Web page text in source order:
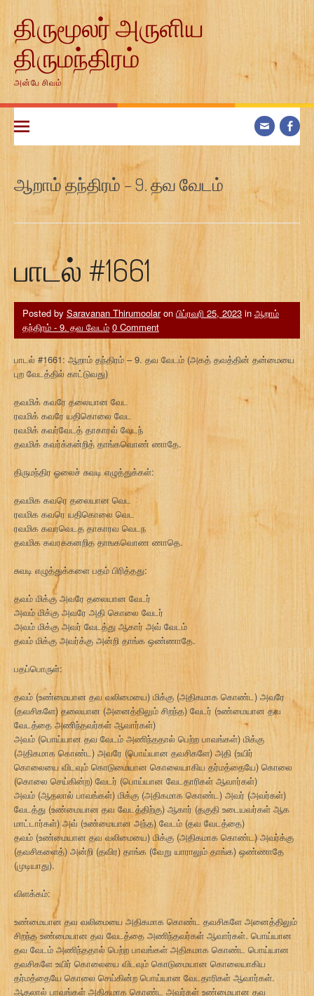
contentதிருமூலர் அருளிய
திருமந்திரம்
அன்பே சிவம்
ஆறாம் தந்திரம் – 9. தவ வேடம்
பாடல் #1661
Posted by Saravanan Thirumoolaron பிப்ரவரி 25, 2023 in ஆறாம்
தந்திரம் - 9. தவ வேடம் 0 Comment
பாடல் #1661: ஆறாம் தந்திரம் – 9. தவ வேடம் (அகத் தவத்தின் தன்மையை
புற வேடத்தில் காட்டுவது)
தவமிக் கவரே தலையான வேட
ரவமிக் கவரே யதிகொலை வேட
ரவமிக் கவர்வேடத் தாகாரவ் வேடந்
தவமிக் கவர்க்கன்றித் தாங்கவொண் ணாதே.
திருமந்திர ஓலைச் சுவடி எழுத்துக்கள்:
தவமிக கவரெ தலையான வெட
ரவமிக கவரெ யதிகொலை வெட
ரவமிக கவரவெடத தாகாரவ வெடந
தவமிக கவரககனறித தாஙகவொண ணாதெ.
சுவடி எழுத்துக்களை பதம் பிரித்தது:
தவம் மிக்கு அவரே தலையான வேடர்
அவம் மிக்கு அவரே அதி கொலை வேடர்
அவம் மிக்கு அவர் வேடத்து ஆகார் அவ் வேடம்
தவம் மிக்கு அவர்க்கு அன்றி தாங்க ஒண்ணாதே.
பதப்பொருள்:
தவம் (உண்மையான தவ வலிமையை) மிக்கு (அதிகமாக கொண்ட) அவரே
(தவசிகளே) தலையான (அனைத்திலும் சிறந்த) வேடர் (உண்மையான தவ
வேடத்தை அணிந்தவர்கள் ஆவார்கள்)
அவம் (பொய்யான தவ வேடம் அணிந்ததால் பெற்ற பாவங்கள்) மிக்கு
(அதிகமாக கொண்ட) அவரே (பொய்யான தவசிகளே) அதி (உயிர்
கொலையை விடவும் கொடுமையான கொலையாகிய தர்மத்தையே) கொலை
(கொலை செய்கின்ற) வேடர் (பொய்யான வேடதாரிகள் ஆவார்கள்)
அவம் (ஆதலால் பாவங்கள்) மிக்கு (அதிகமாக கொண்ட) அவர் (அவர்கள்)
வேடத்து (உண்மையான தவ வேடத்திற்கு) ஆகார் (தகுதி உடையவர்கள் ஆக
மாட்டார்கள்) அவ் (உண்மையான அந்த) வேடம் (தவ வேடத்தை)
தவம் (உண்மையான தவ வலிமையை) மிக்கு (அதிகமாக கொண்ட) அவர்க்கு
(தவசிகளைத்) அன்றி (தவிர) தாங்க (வேறு யாராலும் தாங்க) ஒண்ணாதே
(முடியாது).
விளக்கம்:
உண்மையான தவ வலிமையை அதிகமாக கொண்ட தவசிகளே அனைத்திலும்
சிறந்த உண்மையான தவ வேடத்தை அணிந்தவர்கள் ஆவார்கள். பொய்யான
தவ வேடம் அணிந்ததால் பெற்ற பாவங்கள் அதிகமாக கொண்ட பொய்யான
தவசிகளே உயிர் கொலையை விடவும் கொடுமையான கொலையாகிய
தர்மத்தையே கொலை செய்கின்ற பொய்யான வேடதாரிகள் ஆவார்கள்.
ஆதலால் பாவங்கள் அதிகமாக கொண்ட அவர்கள் உண்மையான தவ